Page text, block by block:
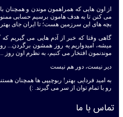
از اون هایی که همراهمون موندن و
می کنن تا به هدف هامون برسیم حسابی
بچه های این سرزمین هست؛ تا ایران جای
گاهی وقتا که خبر از آدم هایی می گیریم
میشه، امیدواریم یه روز همشون برگردن...
موندنمون افتخار می کنیم، به نظرم اون روز ...
دیر نیست، دور هم نیست
رو با تمام توان از سر می گیرند. :)
تماس با ما